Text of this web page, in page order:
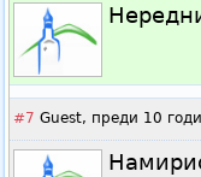
#7 Guest, преди 10